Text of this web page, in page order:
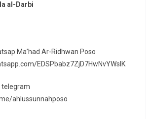
al-Darbi
Ma’had Ar-Ridhwan Poso
EDSPbabz7ZjD7HwNvYWslK
telegram
ahlussunnahposo